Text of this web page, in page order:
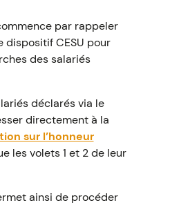
par rappeler
dispositif CESU pour
des salariés
déclarés via le
directement à la
sur l’honneur
les volets 1 et 2 de leur
ainsi de procéder